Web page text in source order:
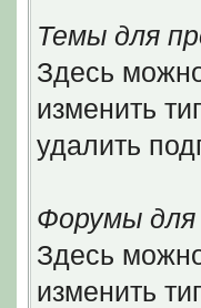
Темы для
Здесь
изменить
удалить
Форумы
Здесь
изменить